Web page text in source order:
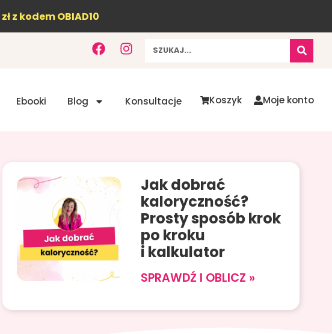
z kodem OBIAD10
F
a
b
I
n
a
Szukaj
Ebooki Blog Konsultacje Koszyk Moje konto
Jak dobrać
kaloryczność?
Prosty sposób krok
po kroku
i kalkulator
SPRAWDŹ I OBLICZ »